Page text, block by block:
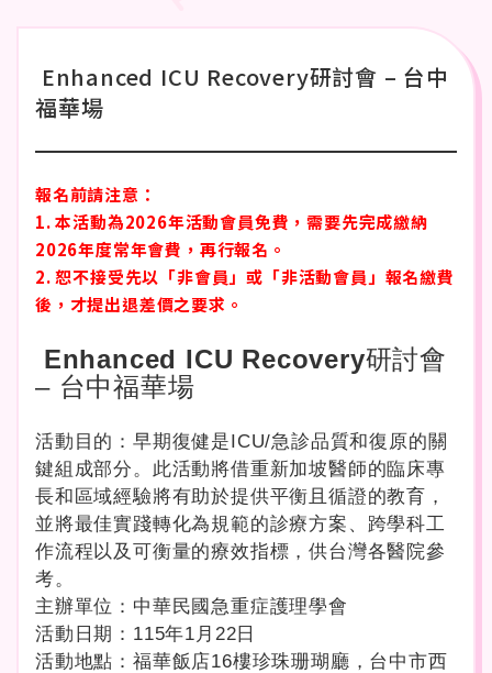
Enhanced ICU Recovery研討會 – 台中
福華場
報名前請注意：
1. 本活動為2026年活動會員免費，需要先完成繳納
2026年度常年會費，再行報名。
2. 恕不接受先以「非會員」或「非活動會員」報名繳費
後，才提出退差價之要求。
Enhanced ICU Recovery研討會
– 台中福華場
活動目的：早期復健是ICU/急診品質和復原的關
鍵組成部分。此活動將借重新加坡醫師的臨床專
長和區域經驗將有助於提供平衡且循證的教育，
並將最佳實踐轉化為規範的診療方案、跨學科工
作流程以及可衡量的療效指標，供台灣各醫院參
考。
主辦單位：中華民國急重症護理學會
活動日期：115年1月22日
活動地點：福華飯店16樓珍珠珊瑚廳，台中市西